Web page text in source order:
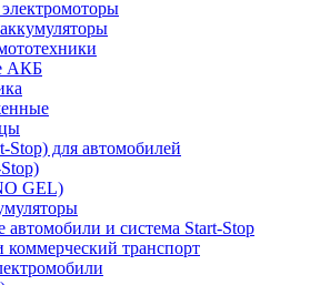
АКБ
Stop) для автомобилей
GEL)
автомобили и система Start-Stop
коммерческий транспорт